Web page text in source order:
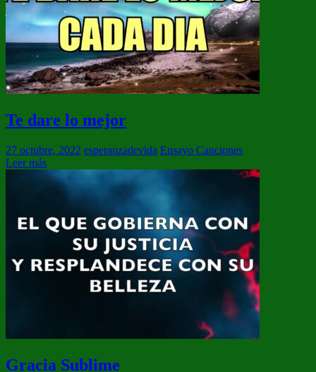
Te dare lo mejor
27 octubre, 2022 esperanzadevida Ensayo Canciones
Leer más
Gracia Sublime